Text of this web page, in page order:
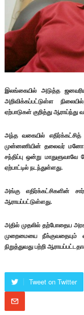
இலங்கையில் அடுத்த
அறிவிக்கப்பட்டுள்ள
ஏற்பாடுகள் குறித்து ஆராய்ந்து
அந்த வகையில்
முன்னணியின் தலைவர்
சந்திப்பு ஒன்று
ஏற்பாட்டில் நடந்துள்ளது.
அங்கு எதிர்க்கட்சிகளின்
ஆராயப்பட்டுள்ளது.
அதில் முதலில் தற்போதைய
முறைமையை
நிறுத்துவது பற்றி
Tweet on Twitter